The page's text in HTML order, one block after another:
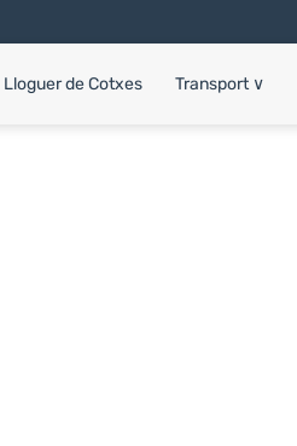
Lloguer de Cotxes Transport ∨